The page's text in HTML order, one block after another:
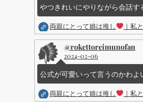
やつきれいにやりながら会話す
両親にとって娘は推し ｜私
@rokettoreimunofan
2024-02-06
公式が可愛いって言うのかわよ
両親にとって娘は推し ｜私